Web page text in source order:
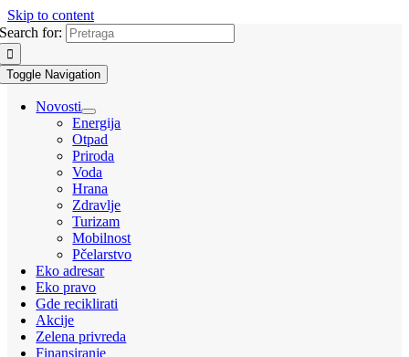
Skip to content
Search for:
Toggle Navigation
Novosti
Energija
Otpad
Priroda
Voda
Hrana
Zdravlje
Turizam
Mobilnost
Pčelarstvo
Eko adresar
Eko pravo
Gde reciklirati
Akcije
Zelena privreda
Finansiranje